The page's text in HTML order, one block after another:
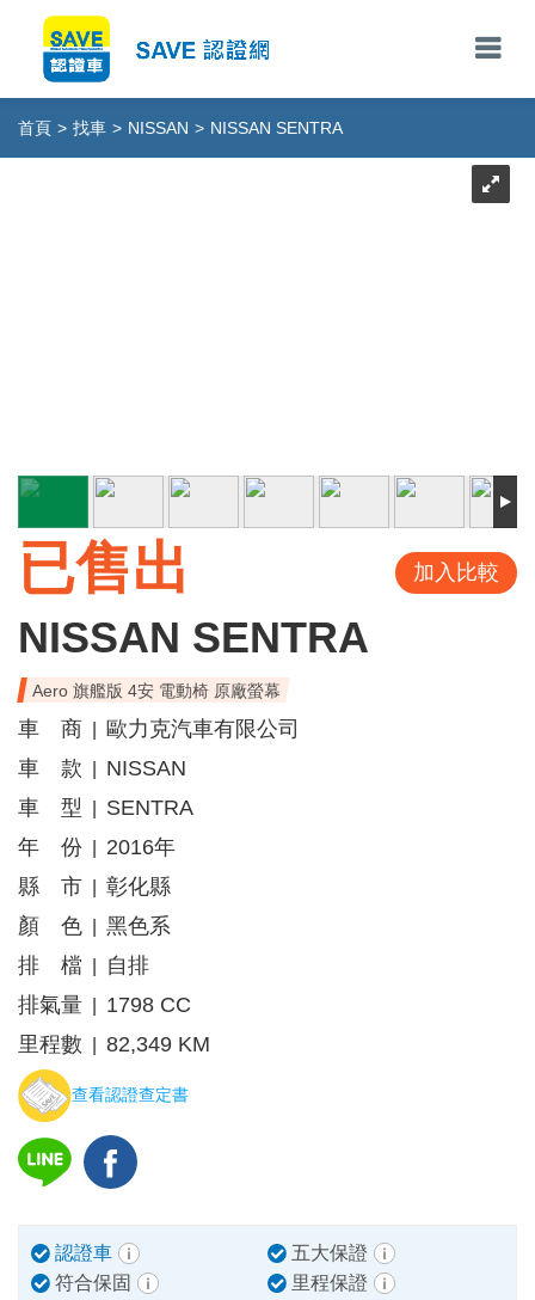
首頁 > 找車 > NISSAN > NISSAN SENTRA
已售出 加入比較
NISSAN SENTRA
Aero 旗艦版 4安 電動椅 原廠螢幕
車 商
歐力克汽車有限公司
車 款
NISSAN
車 型
SENTRA
年 份
2016年
縣 市
彰化縣
顏 色
黑色系
排 檔
自排
排氣量
1798 CC
里程數
82,349 KM
查看認證查定書
認證車
五大保證
符合保固
里程保證